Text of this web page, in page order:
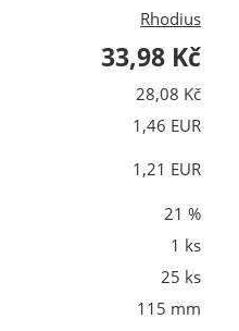
Rhodius
33,98 Kč
28,08 Kč
1,46 EUR
1,21 EUR
21 %
1 ks
25 ks
115 mm